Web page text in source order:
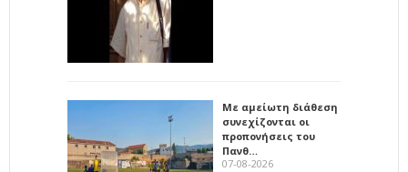
Με αμείωτη διάθεση
συνεχίζονται οι
προπονήσεις του
Πανθ…
07-08-2026